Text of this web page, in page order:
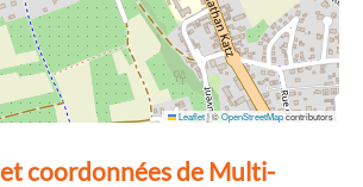
Leaflet|©OpenStreetMapcontributors
coordonnées de Multi-